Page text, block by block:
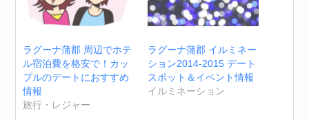
ラグーナ蒲郡 周辺でホテ
ル宿泊費を格安で！カッ
プルのデートにおすすめ
情報
旅行・レジャー
ラグーナ蒲郡 イルミネー
ション2014-2015 デート
スポット＆イベント情報
イルミネーション